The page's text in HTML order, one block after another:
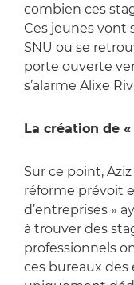
combien ces
Ces jeunes vont
SNU ou se
porte ouverte
s’alarme Alixe
La création de
Sur ce point,
réforme prévoit
d’entreprises »
à trouver des
professionnels
ces bureaux des